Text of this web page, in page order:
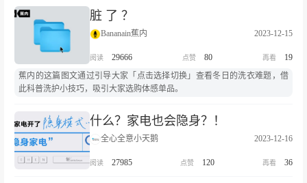
脏 了 ？
Bananain蕉内 2023-12-15
29666 80
19
蕉内的这篇图文通过引导大家「点击选择切换」查看冬日的洗衣难题，借
此科普洗护小技巧，吸引大家选购体感单品。
什么？家电也会隐身？！
全心全意小天鹅 2023-12-16
27985 120 36